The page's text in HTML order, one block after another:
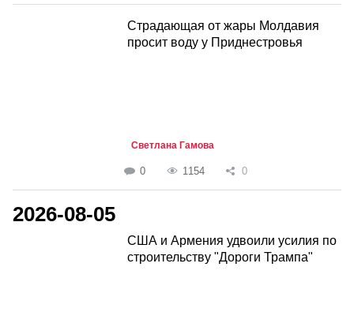
Страдающая от жары Молдавия
просит воду у Приднестровья
Светлана Гамова
0 1154 0
2026-08-05
США и Армения удвоили усилия по
строительству "Дороги Трампа"